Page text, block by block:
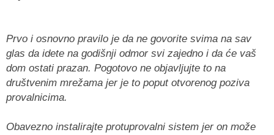
Prvo i osnovno pravilo je da ne govorite svima na sav
glas da idete na godišnji odmor svi zajedno i da će vaš
dom ostati prazan. Pogotovo ne objavljujte to na
društvenim mrežama jer je to poput otvorenog poziva
provalnicima.
Obavezno instalirajte protuprovalni sistem jer on može